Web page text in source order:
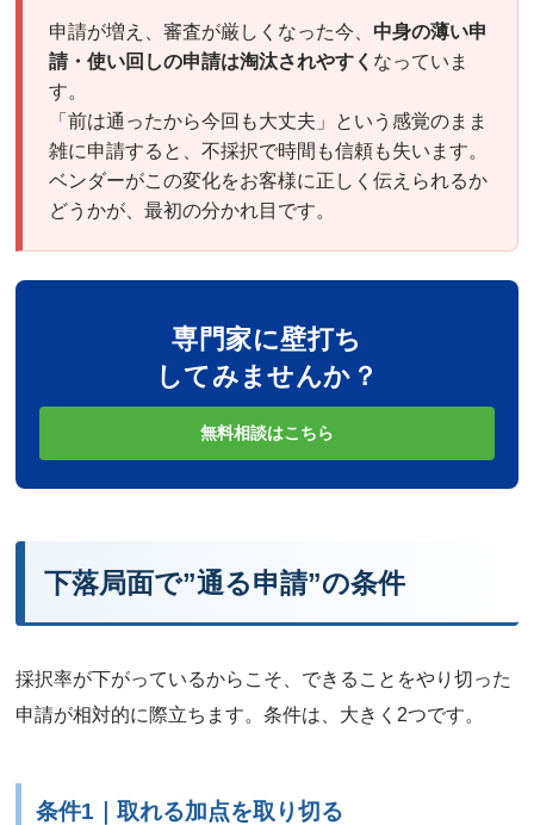
申請が増え、審査が厳しくなった今、中身の薄い申
請・使い回しの申請は淘汰されやすく なっていま
す。
「前は通ったから今回も大丈夫」という感覚のまま
雑に申請すると、不採択で時間も信頼も失います。
ベンダーがこの変化をお客様に正しく伝えられるか
どうかが、最初の分かれ目です。
専門家に壁打ち
してみませんか？
無料相談はこちら
下落局面で”通る申請”の条件
採択率が下がっているからこそ、できることをやり切った
申請が相対的に際立ちます。条件は、大きく2つです。
条件1｜取れる加点を取り切る